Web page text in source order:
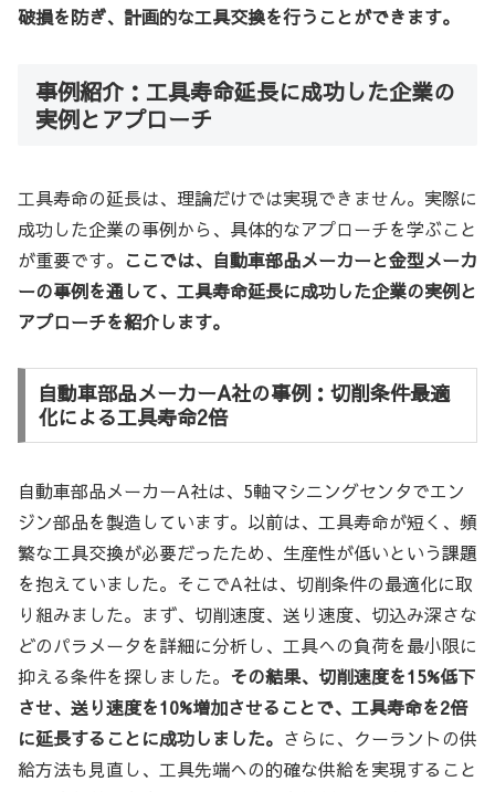
破損を防ぎ、計画的な工具交換を行うことができます。
事例紹介：工具寿命延長に成功した企業の
実例とアプローチ
工具寿命の延長は、理論だけでは実現できません。実際に
成功した企業の事例から、具体的なアプローチを学ぶこと
が重要です。 ここでは、自動車部品メーカーと金型メーカ
ーの事例を通して、工具寿命延長に成功した企業の実例と
アプローチを紹介します。
自動車部品メーカーA社の事例：切削条件最適
化による工具寿命2倍
自動車部品メーカーA社は、5軸マシニングセンタでエン
ジン部品を製造しています。以前は、工具寿命が短く、頻
繁な工具交換が必要だったため、生産性が低いという課題
を抱えていました。そこでA社は、切削条件の最適化に取
り組みました。まず、切削速度、送り速度、切込み深さな
どのパラメータを詳細に分析し、工具への負荷を最小限に
抑える条件を探しました。 その結果、切削速度を15%低下
させ、送り速度を10%増加させることで、工具寿命を2倍
に延長することに成功しました。 さらに、クーラントの供
給方法も見直し、工具先端への的確な供給を実現すること